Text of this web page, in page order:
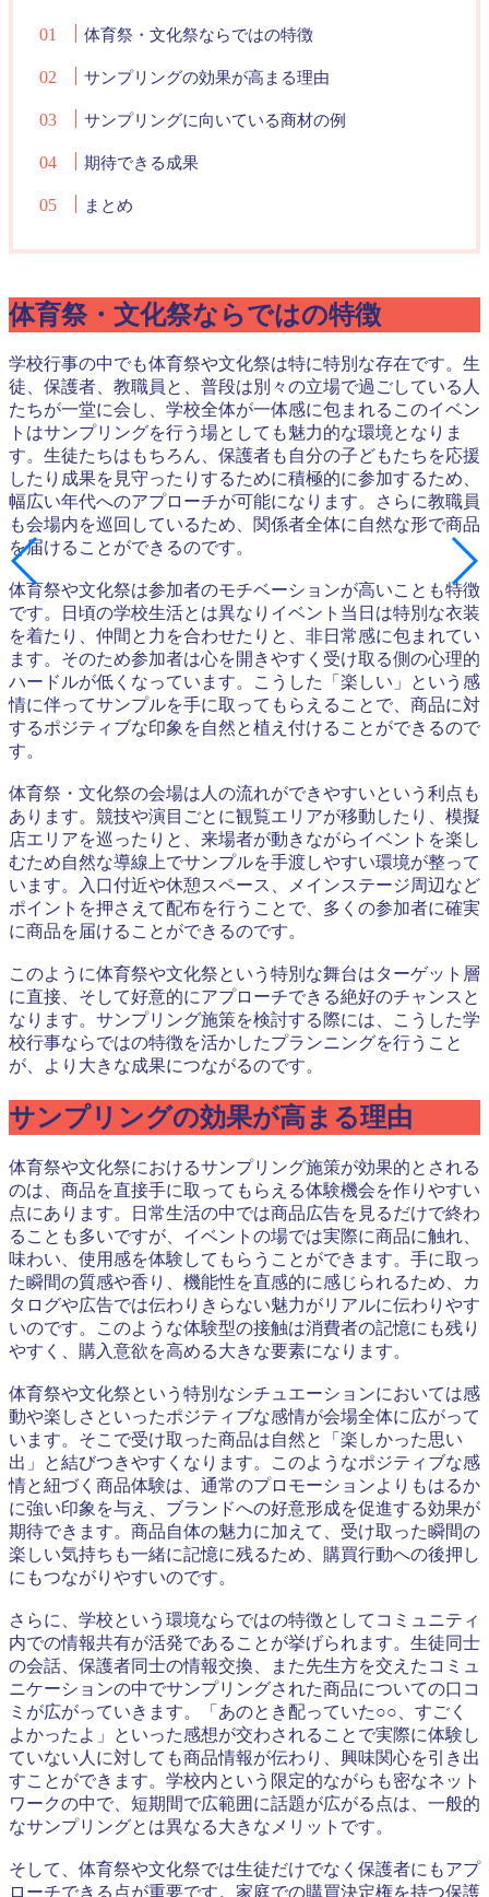
体育祭・文化祭ならではの特徴
サンプリングの効果が高まる理由
サンプリングに向いている商材の例
期待できる成果
まとめ
体育祭・文化祭ならではの特徴
学校行事の中でも体育祭や文化祭は特に特別な存在です。生
徒、保護者、教職員と、普段は別々の立場で過ごしている人
たちが一堂に会し、学校全体が一体感に包まれるこのイベン
トはサンプリングを行う場としても魅力的な環境となりま
す。生徒たちはもちろん、保護者も自分の子どもたちを応援
したり成果を見守ったりするために積極的に参加するため、
幅広い年代へのアプローチが可能になります。さらに教職員
も会場内を巡回しているため、関係者全体に自然な形で商品
を届けることができるのです。
体育祭や文化祭は参加者のモチベーションが高いことも特徴
です。日頃の学校生活とは異なりイベント当日は特別な衣装
を着たり、仲間と力を合わせたりと、非日常感に包まれてい
ます。そのため参加者は心を開きやすく受け取る側の心理的
ハードルが低くなっています。こうした「楽しい」という感
情に伴ってサンプルを手に取ってもらえることで、商品に対
するポジティブな印象を自然と植え付けることができるので
す。
体育祭・文化祭の会場は人の流れができやすいという利点も
あります。競技や演目ごとに観覧エリアが移動したり、模擬
店エリアを巡ったりと、来場者が動きながらイベントを楽し
むため自然な導線上でサンプルを手渡しやすい環境が整って
います。入口付近や休憩スペース、メインステージ周辺など
ポイントを押さえて配布を行うことで、多くの参加者に確実
に商品を届けることができるのです。
このように体育祭や文化祭という特別な舞台はターゲット層
に直接、そして好意的にアプローチできる絶好のチャンスと
なります。サンプリング施策を検討する際には、こうした学
校行事ならではの特徴を活かしたプランニングを行うこと
が、より大きな成果につながるのです。
サンプリングの効果が高まる理由
体育祭や文化祭におけるサンプリング施策が効果的とされる
のは、商品を直接手に取ってもらえる体験機会を作りやすい
点にあります。日常生活の中では商品広告を見るだけで終わ
ることも多いですが、イベントの場では実際に商品に触れ、
味わい、使用感を体験してもらうことができます。手に取っ
た瞬間の質感や香り、機能性を直感的に感じられるため、カ
タログや広告では伝わりきらない魅力がリアルに伝わりやす
いのです。このような体験型の接触は消費者の記憶にも残り
やすく、購入意欲を高める大きな要素になります。
体育祭や文化祭という特別なシチュエーションにおいては感
動や楽しさといったポジティブな感情が会場全体に広がって
います。そこで受け取った商品は自然と「楽しかった思い
出」と結びつきやすくなります。このようなポジティブな感
情と紐づく商品体験は、通常のプロモーションよりもはるか
に強い印象を与え、ブランドへの好意形成を促進する効果が
期待できます。商品自体の魅力に加えて、受け取った瞬間の
楽しい気持ちも一緒に記憶に残るため、購買行動への後押し
にもつながりやすいのです。
さらに、学校という環境ならではの特徴としてコミュニティ
内での情報共有が活発であることが挙げられます。生徒同士
の会話、保護者同士の情報交換、また先生方を交えたコミュ
ニケーションの中でサンプリングされた商品についての口コ
ミが広がっていきます。「あのとき配っていた○○、すごく
よかったよ」といった感想が交わされることで実際に体験し
ていない人に対しても商品情報が伝わり、興味関心を引き出
すことができます。学校内という限定的ながらも密なネット
ワークの中で、短期間で広範囲に話題が広がる点は、一般的
なサンプリングとは異なる大きなメリットです。
そして、体育祭や文化祭では生徒だけでなく保護者にもアプ
ローチできる点が重要です。家庭での購買決定権を持つ保護